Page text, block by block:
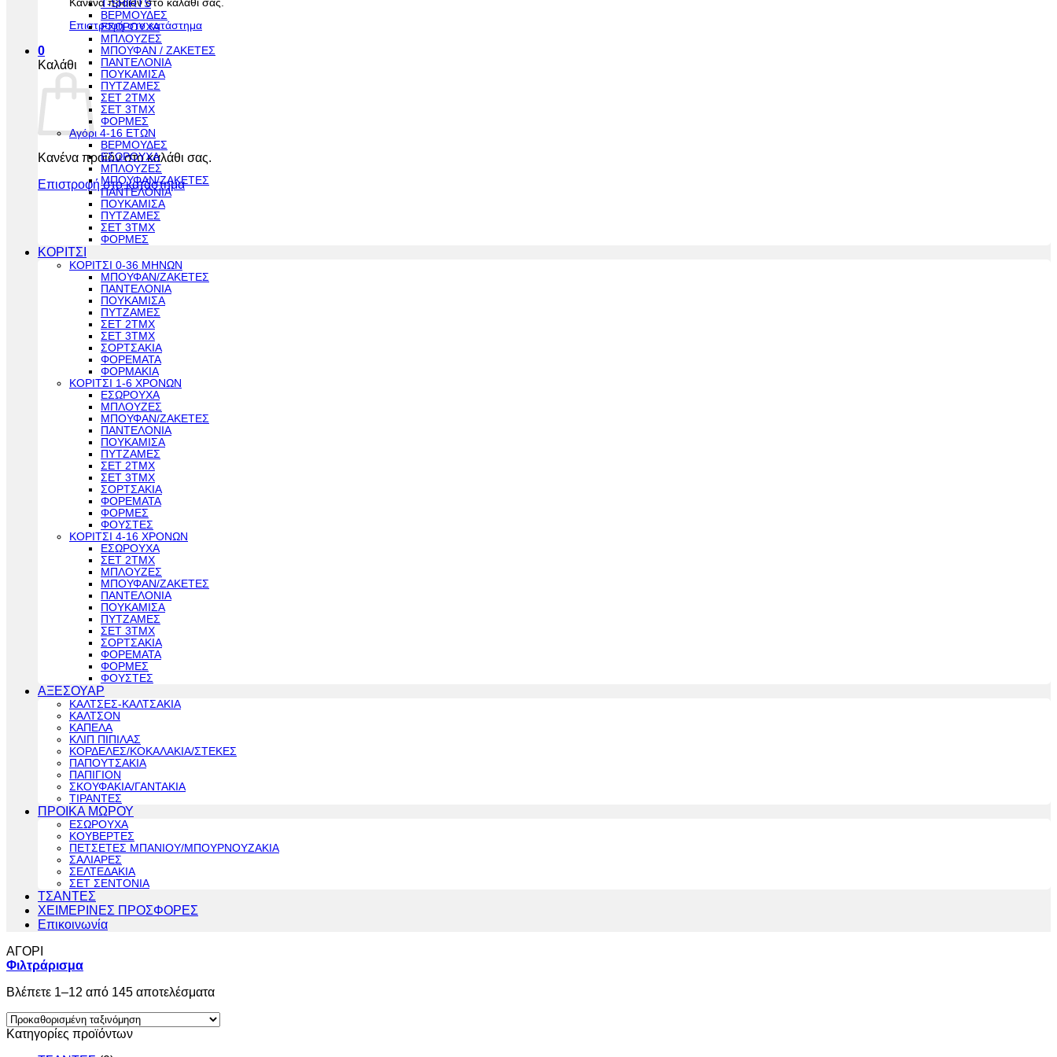
Κανένα προϊόν στο καλάθι σας.
Επιστροφή στο κατάστημα
0
Καλάθι
Κανένα προϊόν στο καλάθι σας.
Επιστροφή στο κατάστημα
T-SHIRTS
ΒΕΡΜΟΥΔΕΣ
ΕΣΩΡΟΥΧΑ
ΜΠΛΟΥΖΕΣ
ΜΠΟΥΦΑΝ / ΖΑΚΕΤΕΣ
ΠΑΝΤΕΛΟΝΙΑ
ΠΟΥΚΑΜΙΣΑ
ΠΥΤΖΑΜΕΣ
ΣΕΤ 2ΤΜΧ
ΣΕΤ 3ΤΜΧ
ΦΟΡΜΕΣ
Αγόρι 4-16 ΕΤΩΝ
ΒΕΡΜΟΥΔΕΣ
ΕΣΩΡΟΥΧΑ
ΜΠΛΟΥΖΕΣ
ΜΠΟΥΦΑΝ/ΖΑΚΕΤΕΣ
ΠΑΝΤΕΛΟΝΙΑ
ΠΟΥΚΑΜΙΣΑ
ΠΥΤΖΑΜΕΣ
ΣΕΤ 3ΤΜΧ
ΦΟΡΜΕΣ
ΚΟΡΙΤΣΙ
ΚΟΡΙΤΣΙ 0-36 ΜΗΝΩΝ
ΜΠΟΥΦΑΝ/ΖΑΚΕΤΕΣ
ΠΑΝΤΕΛΟΝΙΑ
ΠΟΥΚΑΜΙΣΑ
ΠΥΤΖΑΜΕΣ
ΣΕΤ 2ΤΜΧ
ΣΕΤ 3ΤΜΧ
ΣΟΡΤΣΑΚΙΑ
ΦΟΡΕΜΑΤΑ
ΦΟΡΜΑΚΙΑ
ΚΟΡΙΤΣΙ 1-6 ΧΡΟΝΩΝ
ΕΣΩΡΟΥΧΑ
ΜΠΛΟΥΖΕΣ
ΜΠΟΥΦΑΝ/ΖΑΚΕΤΕΣ
ΠΑΝΤΕΛΟΝΙΑ
ΠΟΥΚΑΜΙΣΑ
ΠΥΤΖΑΜΕΣ
ΣΕΤ 2ΤΜΧ
ΣΕΤ 3ΤΜΧ
ΣΟΡΤΣΑΚΙΑ
ΦΟΡΕΜΑΤΑ
ΦΟΡΜΕΣ
ΦΟΥΣΤΕΣ
ΚΟΡΙΤΣΙ 4-16 ΧΡΟΝΩΝ
ΕΣΩΡΟΥΧΑ
ΣΕΤ 2ΤΜΧ
ΜΠΛΟΥΖΕΣ
ΜΠΟΥΦΑΝ/ΖΑΚΕΤΕΣ
ΠΑΝΤΕΛΟΝΙΑ
ΠΟΥΚΑΜΙΣΑ
ΠΥΤΖΑΜΕΣ
ΣΕΤ 3ΤΜΧ
ΣΟΡΤΣΑΚΙΑ
ΦΟΡΕΜΑΤΑ
ΦΟΡΜΕΣ
ΦΟΥΣΤΕΣ
ΑΞΕΣΟΥΑΡ
ΚΑΛΤΣΕΣ-ΚΑΛΤΣΑΚΙΑ
ΚΑΛΤΣΟΝ
ΚΑΠΕΛΑ
ΚΛΙΠ ΠΙΠΙΛΑΣ
ΚΟΡΔΕΛΕΣ/ΚΟΚΑΛΑΚΙΑ/ΣΤΕΚΕΣ
ΠΑΠΟΥΤΣΑΚΙΑ
ΠΑΠΙΓΙΟΝ
ΣΚΟΥΦΑΚΙΑ/ΓΑΝΤΑΚΙΑ
ΤΙΡΑΝΤΕΣ
ΠΡΟΙΚΑ ΜΩΡΟΥ
ΕΣΩΡΟΥΧΑ
ΚΟΥΒΕΡΤΕΣ
ΠΕΤΣΕΤΕΣ ΜΠΑΝΙΟΥ/ΜΠΟΥΡΝΟΥΖΑΚΙΑ
ΣΑΛΙΑΡΕΣ
ΣΕΛΤΕΔΑΚΙΑ
ΣΕΤ ΣΕΝΤΟΝΙΑ
ΤΣΑΝΤΕΣ
ΧΕΙΜΕΡΙΝΕΣ ΠΡΟΣΦΟΡΕΣ
Επικοινωνία
ΑΓΟΡΙ
Φιλτράρισμα
Βλέπετε 1–12 από 145 αποτελέσματα
Κατηγορίες προϊόντων